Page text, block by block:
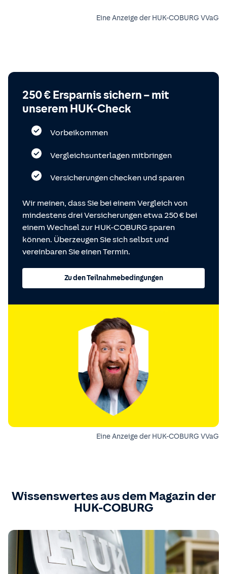
Eine Anzeige der HUK-COBURG VVaG
250 € Ersparnis sichern – mit
unserem HUK-Check
Vorbeikommen
Vergleichsunterlagen mitbringen
Versicherungen checken und sparen
Wir meinen, dass Sie bei einem Vergleich von
mindestens drei Versicherungen etwa 250 € bei
einem Wechsel zur HUK-COBURG sparen
können. Überzeugen Sie sich selbst und
vereinbaren Sie einen Termin.
Zu den Teilnahmebedingungen
Eine Anzeige der HUK-COBURG VVaG
Wissenswertes aus dem Magazin der
HUK-COBURG